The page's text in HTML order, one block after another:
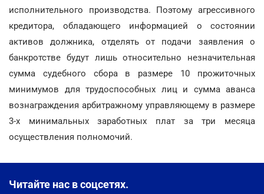
исполнительного производства. Поэтому агрессивного
кредитора, обладающего информацией о состоянии
активов должника, отделять от подачи заявления о
банкротстве будут лишь относительно незначительная
сумма судебного сбора в размере 10 прожиточных
минимумов для трудоспособных лиц и сумма аванса
вознаграждения арбитражному управляющему в размере
3-х минимальных заработных плат за три месяца
осуществления полномочий.
Читайте нас в соцсетях.